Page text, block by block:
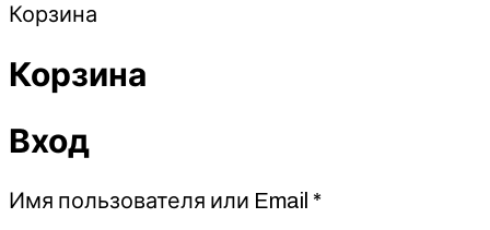
Корзина
Корзина
Вход
Имя пользователя или Email *Обязательно